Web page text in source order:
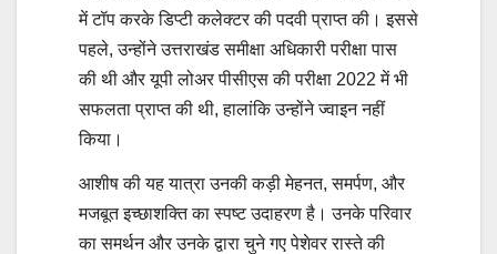
में टॉप करके डिप्टी कलेक्टर की पदवी प्राप्त की। इससे
पहले, उन्होंने उत्तराखंड समीक्षा अधिकारी परीक्षा पास
की थी और यूपी लोअर पीसीएस की परीक्षा 2022 में भी
सफलता प्राप्त की थी, हालांकि उन्होंने ज्वाइन नहीं
किया।
आशीष की यह यात्रा उनकी कड़ी मेहनत, समर्पण, और
मजबूत इच्छाशक्ति का स्पष्ट उदाहरण है। उनके परिवार
का समर्थन और उनके द्वारा चुने गए पेशेवर रास्ते की